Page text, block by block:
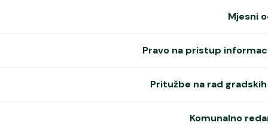
Mjesni
Pravo na pristup
Pritužbe na rad
Komunalno